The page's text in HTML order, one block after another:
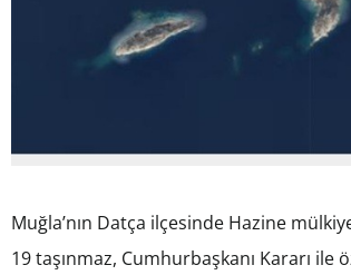
Muğla’nın Datça ilçesinde Hazine
19 taşınmaz, Cumhurbaşkanı Kararı ile